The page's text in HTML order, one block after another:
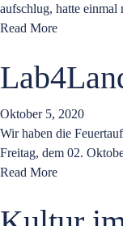
aufschlug, hatte einmal
Read More
Oktober 5, 2020
Wir haben die
Freitag, dem 02.
Read More